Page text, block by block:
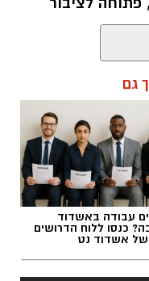
גם
עבודה באשדוד
כנסו ללוח הדרושים
של אשדוד נט